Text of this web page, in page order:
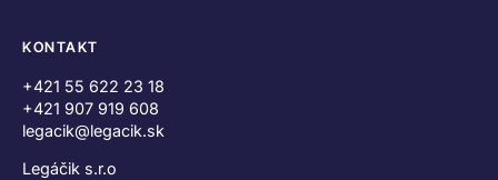
KONTAKT
+421 55 622 23 18
+421 907 919 608
legacik@legacik.sk
Legáčik s.r.o